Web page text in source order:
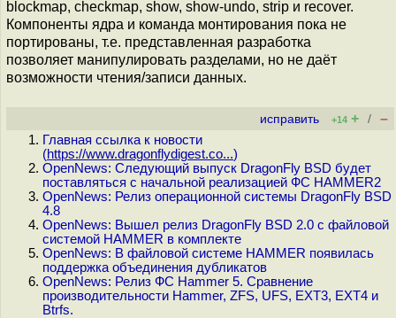
blockmap, checkmap, show, show-undo, strip и recover.
Компоненты ядра и команда монтирования пока не
портированы, т.е. представленная разработка
позволяет манипулировать разделами, но не даёт
возможности чтения/записи данных.
исправить +14 + / –
Главная ссылка к новости
(https://www.dragonflydigest.co...)
OpenNews: Следующий выпуск DragonFly BSD будет
поставляться с начальной реализацией ФС HAMMER2
OpenNews: Релиз операционной системы DragonFly BSD
4.8
OpenNews: Вышел релиз DragonFly BSD 2.0 с файловой
системой HAMMER в комплекте
OpenNews: В файловой системе HAMMER появилась
поддержка объединения дубликатов
OpenNews: Релиз ФС Hammer 5. Сравнение
производительности Hammer, ZFS, UFS, EXT3, EXT4 и
Btrfs.